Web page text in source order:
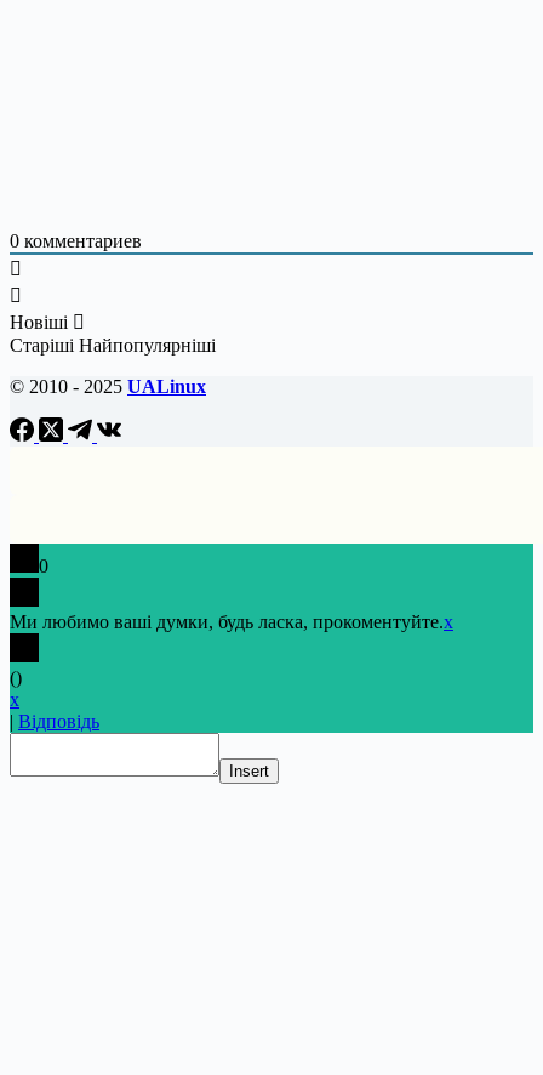
0 комментариев
Новіші
Старіші Найпопулярніші
© 2010 - 2025 UALinux
0
Ми любимо ваші думки, будь ласка, прокоментуйте.x
()
x
| Відповідь
Insert